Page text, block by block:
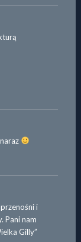
i
Pani nam
Gilly”